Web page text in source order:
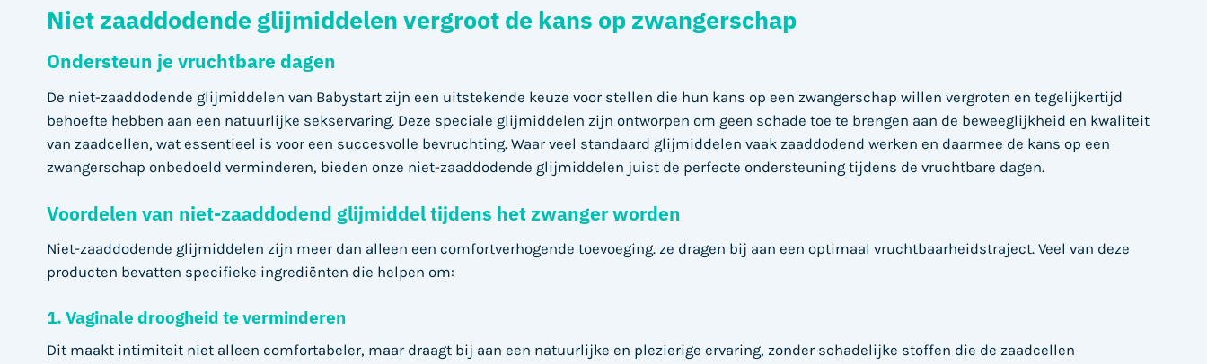
Niet zaaddodende glijmiddelen vergroot de kans op zwangerschap
Ondersteun je vruchtbare dagen
De niet-zaaddodende glijmiddelen van Babystart zijn een uitstekende keuze voor stellen die hun kans op een zwangerschap willen vergroten en tegelijkertijd
behoefte hebben aan een natuurlijke sekservaring. Deze speciale glijmiddelen zijn ontworpen om geen schade toe te brengen aan de beweeglijkheid en kwaliteit
van zaadcellen, wat essentieel is voor een succesvolle bevruchting. Waar veel standaard glijmiddelen vaak zaaddodend werken en daarmee de kans op een
zwangerschap onbedoeld verminderen, bieden onze niet-zaaddodende glijmiddelen juist de perfecte ondersteuning tijdens de vruchtbare dagen.
Voordelen van niet-zaaddodend glijmiddel tijdens het zwanger worden
Niet-zaaddodende glijmiddelen zijn meer dan alleen een comfortverhogende toevoeging. ze dragen bij aan een optimaal vruchtbaarheidstraject. Veel van deze
producten bevatten specifieke ingrediënten die helpen om:
1. Vaginale droogheid te verminderen
Dit maakt intimiteit niet alleen comfortabeler, maar draagt bij aan een natuurlijke en plezierige ervaring, zonder schadelijke stoffen die de zaadcellen